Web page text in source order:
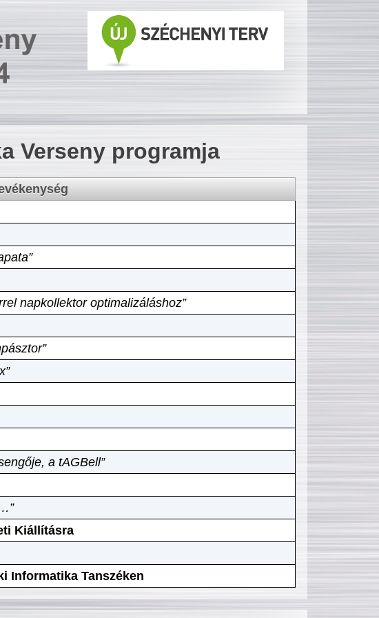
Verseny programja
napkollektor optimalizáláshoz”
a tAGBell”
Kiállításra
Informatika Tanszéken